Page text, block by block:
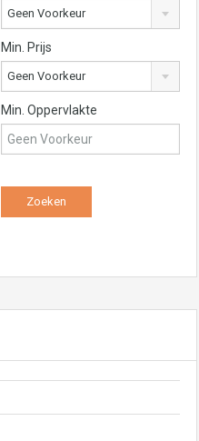
Geen Voorkeur
Min. Prijs
Geen Voorkeur
Min. Oppervlakte